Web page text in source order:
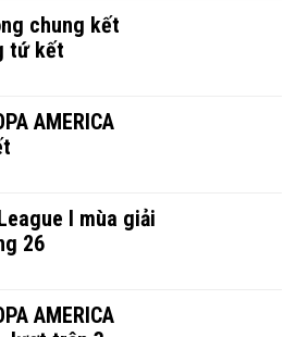
chung kết
tứ kết
AMERICA
I mùa giải
26
AMERICA